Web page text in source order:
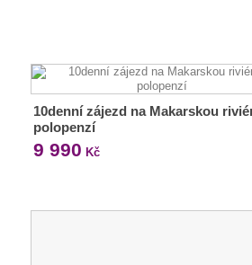
10denní zájezd na Makarskou
polopenzí
9 990 Kč